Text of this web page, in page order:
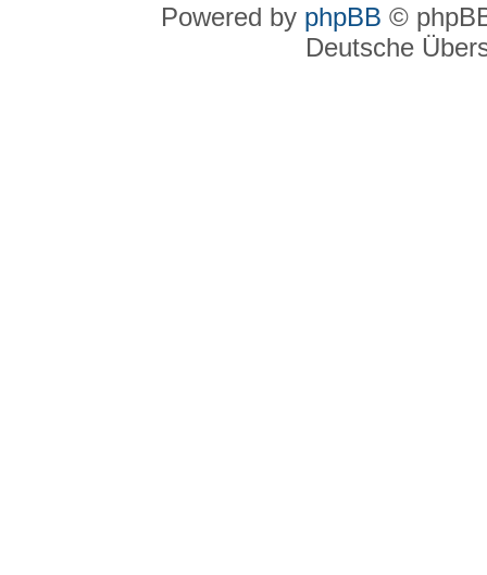
Powered by phpBB ©
Deutsche